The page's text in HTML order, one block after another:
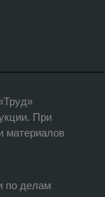
При
материалов
по делам